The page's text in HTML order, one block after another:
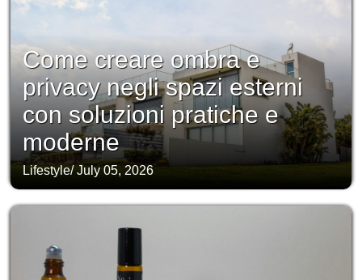
Come creare ombra e
privacy negli spazi esterni
con soluzioni pratiche e
moderne
Lifestyle/July 05, 2026